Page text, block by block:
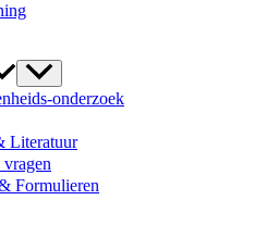
onderzoek
Literatuur
vragen
Formulieren